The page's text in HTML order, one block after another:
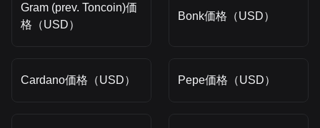
Gram (prev. Toncoin)価
格（USD）
Bonk価格（USD）
Cardano価格（USD） Pepe価格（USD）